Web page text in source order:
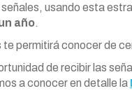
usando esta
año.
permitirá conocer de
de recibir las
a conocer en detalle la